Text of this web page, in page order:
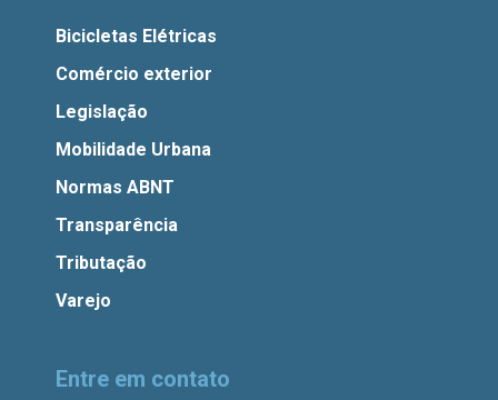
Bicicletas Elétricas
Comércio exterior
Legislação
Mobilidade Urbana
Normas ABNT
Transparência
Tributação
Varejo
Entre em contato